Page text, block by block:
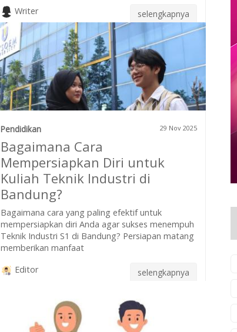
Writer
selengkapnya
Pendidikan 29 Nov 2025
Bagaimana Cara
Mempersiapkan Diri untuk
Kuliah Teknik Industri di
Bandung?
Bagaimana cara yang paling efektif untuk
mempersiapkan diri Anda agar sukses menempuh
Teknik Industri S1 di Bandung? Persiapan matang
memberikan manfaat
Editor
selengkapnya